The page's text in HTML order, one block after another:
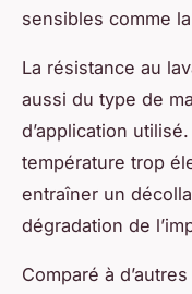
sensibles comme
La résistance au
aussi du type de
d’application
température trop
entraîner un
dégradation de
Comparé à